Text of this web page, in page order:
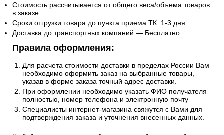
Стоимость рассчитывается от общего веса/объема товаров
в заказе.
Сроки отгрузки товара до пункта приема ТК: 1-3 дня.
Доставка до транспортных компаний — Бесплатно
Правила оформления:
Для расчета стоимости доставки в пределах России Вам
необходимо оформить заказ на выбранные товары,
указав в форме заказа точный адрес доставки.
При оформлении необходимо указать ФИО получателя
полностью, номер телефона и электронную почту
Специалисты интернет-магазина свяжутся с Вами для
подтверждения заказа и уточнения внесенных данных.